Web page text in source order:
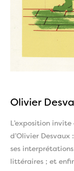
Olivier
L’exposition
d’Olivier
ses
littéraires ; et